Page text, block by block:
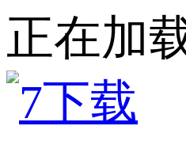
正在加